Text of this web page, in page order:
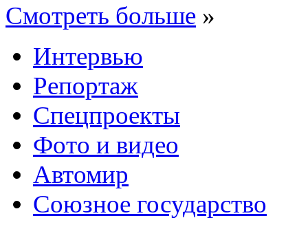
Смотреть больше »
Интервью
Репортаж
Спецпроекты
Фото и видео
Автомир
Союзное государство